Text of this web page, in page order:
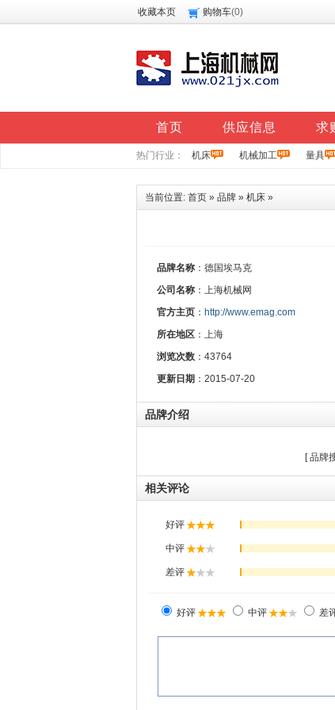
收藏本页 购物车(0)
首页 供应信息 求
热门行业： 机床 机械加工 量具
当前位置: 首页 » 品牌 » 机床 »
品牌名称 ：德国埃马克
公司名称 ：上海机械网
官方主页 ： http://www.emag.com
所在地区 ：上海
浏览次数 ： 43764
更新日期 ：2015-07-20
品牌介绍
[品牌
相关评论